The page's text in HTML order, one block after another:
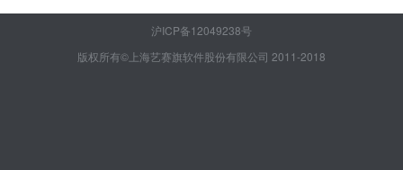
沪ICP备12049238号
版权所有©上海艺赛旗软件股份有限公司 2011-2018